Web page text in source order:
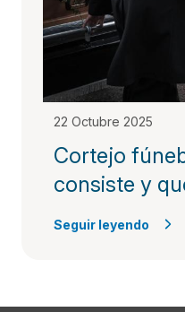
22 Octubre 2025
Cortejo
consiste y
Seguir leyendo